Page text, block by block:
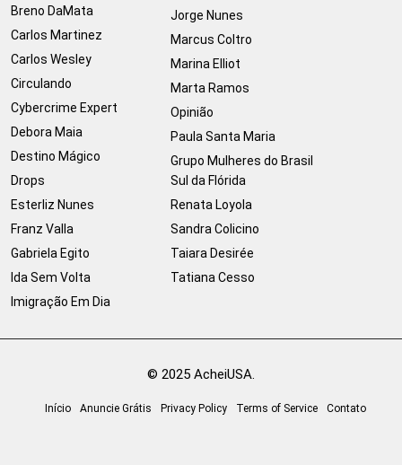
Breno DaMata
Carlos Martinez
Carlos Wesley
Circulando
Cybercrime Expert
Debora Maia
Destino Mágico
Drops
Esterliz Nunes
Franz Valla
Gabriela Egito
Ida Sem Volta
Imigração Em Dia
Jorge Nunes
Marcus Coltro
Marina Elliot
Marta Ramos
Opinião
Paula Santa Maria
Grupo Mulheres do Brasil
Sul da Flórida
Renata Loyola
Sandra Colicino
Taiara Desirée
Tatiana Cesso
© 2025 AcheiUSA.
Início Anuncie Grátis Privacy Policy Terms of Service Contato